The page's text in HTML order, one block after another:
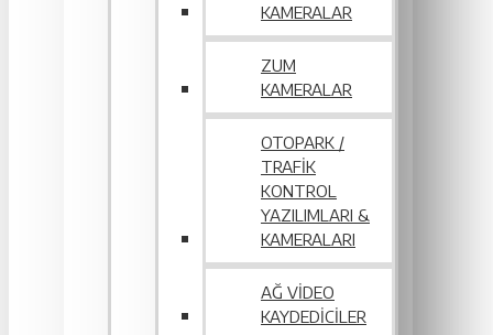
KAMERALAR
ZUM
KAMERALAR
OTOPARK /
TRAFIK
KONTROL
YAZILIMLARI &
KAMERALARI
AĞ VIDEO
KAYDEDICILER